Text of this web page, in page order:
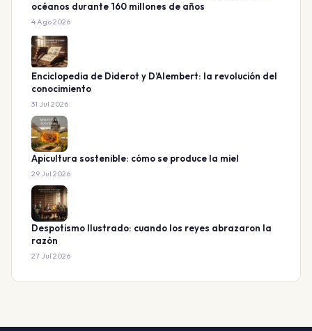
océanos durante 160 millones de años
4 Ago 2026
Enciclopedia de Diderot y D’Alembert: la revolución del
conocimiento
31 Jul 2026
Apicultura sostenible: cómo se produce la miel
29 Jul 2026
Despotismo Ilustrado: cuando los reyes abrazaron la
razón
27 Jul 2026